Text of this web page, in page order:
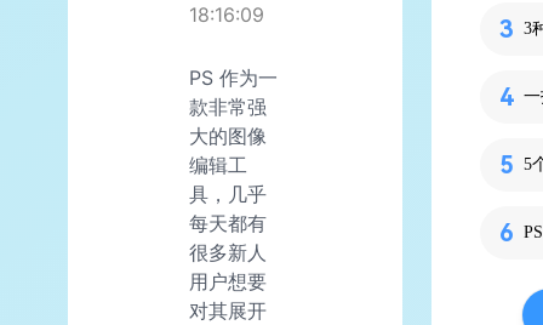
18:16:09
PS 作为一
款非常强
大的图像
编辑工
具，几乎
每天都有
很多新人
用户想要
对其展开
3
5